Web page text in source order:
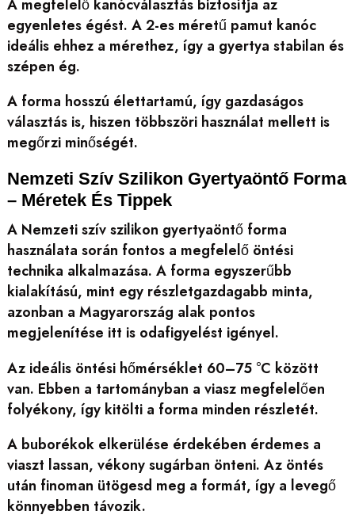
A megfelelő kanócválasztás biztosítja az
egyenletes égést. A 2-es méretű pamut kanóc
ideális ehhez a mérethez, így a gyertya stabilan és
szépen ég.
A forma hosszú élettartamú, így gazdaságos
választás is, hiszen többszöri használat mellett is
megőrzi minőségét.
Nemzeti Szív Szilikon Gyertyaöntő Forma
– Méretek És Tippek
A Nemzeti szív szilikon gyertyaöntő forma
használata során fontos a megfelelő öntési
technika alkalmazása. A forma egyszerűbb
kialakítású, mint egy részletgazdagabb minta,
azonban a Magyarország alak pontos
megjelenítése itt is odafigyelést igényel.
Az ideális öntési hőmérséklet 60–75 °C között
van. Ebben a tartományban a viasz megfelelően
folyékony, így kitölti a forma minden részletét.
A buborékok elkerülése érdekében érdemes a
viaszt lassan, vékony sugárban önteni. Az öntés
után finoman ütögesd meg a formát, így a levegő
könnyebben távozik.